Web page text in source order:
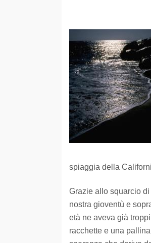
spiaggia della
Grazie allo squarcio
nostra gioventù e
età ne aveva già
racchette e una